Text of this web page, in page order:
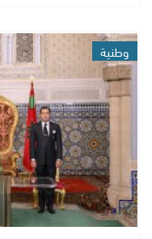
وطنية